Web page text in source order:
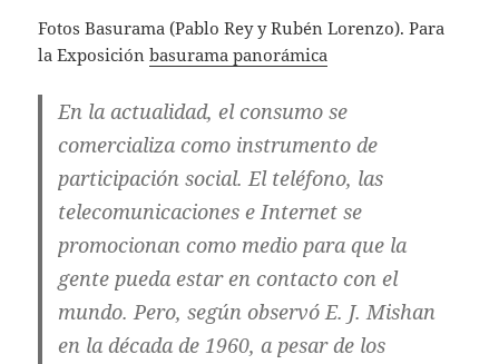
Fotos Basurama (Pablo Rey y Rubén Lorenzo). Para
la Exposiciónbasurama panorámica
En la actualidad, el consumo se
comercializa como instrumento de
participación social. El teléfono, las
telecomunicaciones e Internet se
promocionan como medio para que la
gente pueda estar en contacto con el
mundo. Pero, según observó E. J. Mishan
en la década de 1960, a pesar de los